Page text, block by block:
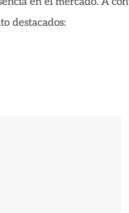
destacados: